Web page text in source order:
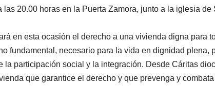
20.00 horas en la Puerta Zamora, junto a la iglesia de
en esta ocasión el derecho a una vivienda digna para
fundamental, necesario para la vida en dignidad plena,
participación social y la integración. Desde Cáritas
que garantice el derecho y que prevenga y combata